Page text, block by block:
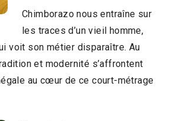
Chimborazo nous entraîne sur
les traces d’un vieil homme,
voit son métier disparaître. Au
et modernité s’affrontent
au cœur de ce court-métrage